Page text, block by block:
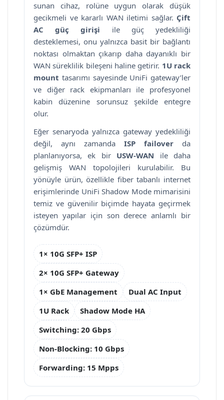
sunan cihaz, rolüne uygun olarak düşük
gecikmeli ve kararlı WAN iletimi sağlar. Çift
AC güç girişi ile güç yedekliliği
desteklemesi, onu yalnızca basit bir bağlantı
noktası olmaktan çıkarıp daha dayanıklı bir
WAN süreklilik bileşeni haline getirir. 1U rack
mount tasarımı sayesinde UniFi gateway’ler
ve diğer rack ekipmanları ile profesyonel
kabin düzenine sorunsuz şekilde entegre
olur.
Eğer senaryoda yalnızca gateway yedekliliği
değil, aynı zamanda ISP failover da
planlanıyorsa, ek bir USW-WAN ile daha
gelişmiş WAN topolojileri kurulabilir. Bu
yönüyle ürün, özellikle fiber tabanlı internet
erişimlerinde UniFi Shadow Mode mimarisini
temiz ve güvenilir biçimde hayata geçirmek
isteyen yapılar için son derece anlamlı bir
çözümdür.
1× 10G SFP+ ISP
2× 10G SFP+ Gateway
1× GbE Management
Dual AC Input
1U Rack
Shadow Mode HA
Switching: 20 Gbps
Non-Blocking: 10 Gbps
Forwarding: 15 Mpps